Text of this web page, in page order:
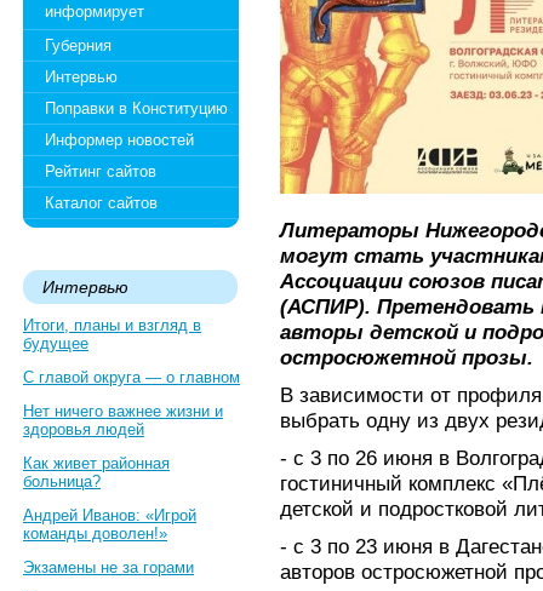
информирует
Губерния
Интервью
Поправки в Конституцию
Информер новостей
Рейтинг сайтов
Каталог сайтов
Интервью
Итоги, планы и взгляд в
будущее
С главой округа — о главном
Нет ничего важнее жизни и
здоровья людей
Как живет районная
больница?
Андрей Иванов: «Игрой
команды доволен!»
Экзамены не за горами
Литераторы
могут стать
Ассоциации союзов
(АСПИР). Претендовать
авторы детской и
остросюжетной прозы.
В зависимости от
выбрать одну из двух
- с 3 по 26 июня в
гостиничный комплекс
детской и подростковой
- с 3 по 23 июня в
авторов остросюжетной